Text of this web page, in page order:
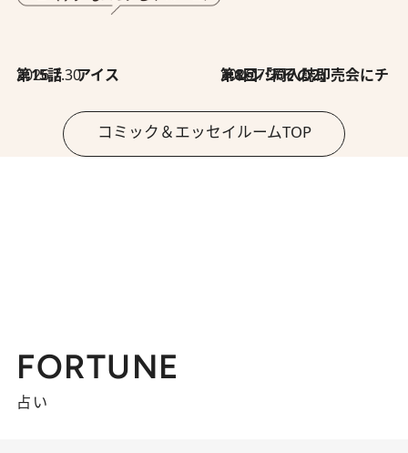
2026.7.30
第15話 アイス 2026.7.30
第8回「同人誌即売会にチャレンジ その2」
コミック＆エッセイルームTOP
FORTUNE
占い